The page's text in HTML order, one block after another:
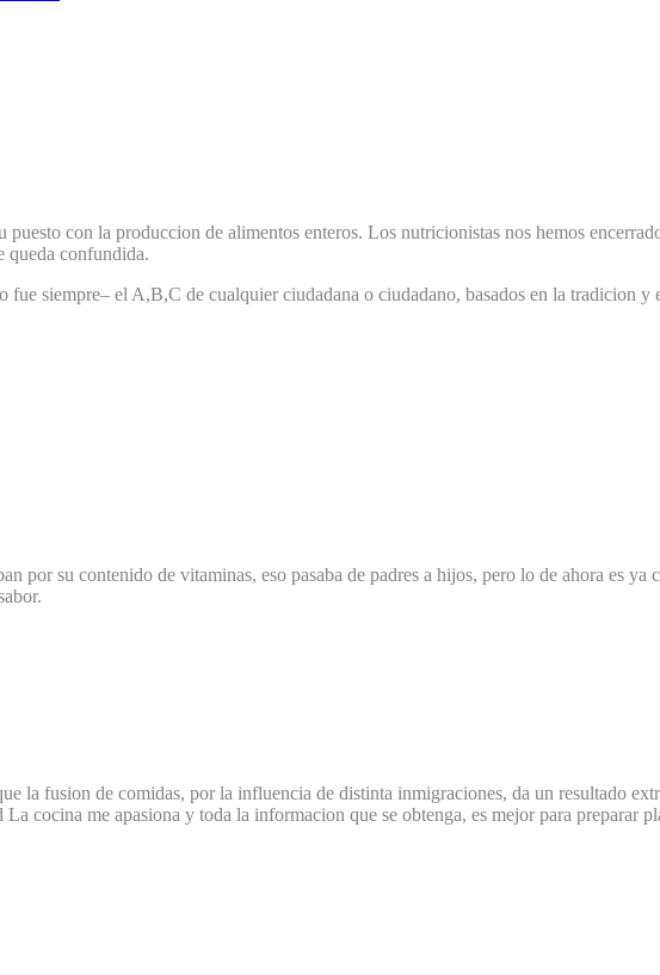
con la produccion de alimentos enteros. Los nutricionistas nos hemos
queda confundida.
fue siempre– el A,B,C de cualquier ciudadana o ciudadano, basados en la tradicion
por su contenido de vitaminas, eso pasaba de padres a hijos, pero lo de ahora es ya
la fusion de comidas, por la influencia de distinta inmigraciones, da un resultado
cocina me apasiona y toda la informacion que se obtenga, es mejor para preparar